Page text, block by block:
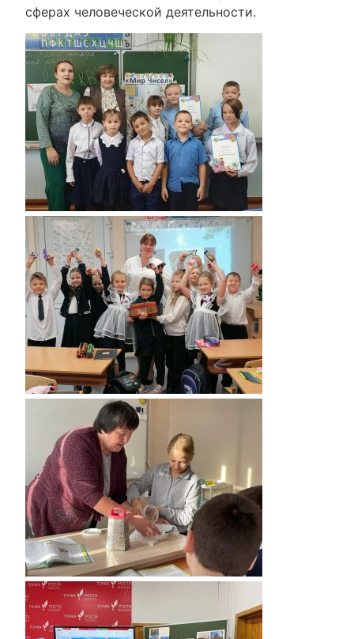
сферах человеческой деятельности.